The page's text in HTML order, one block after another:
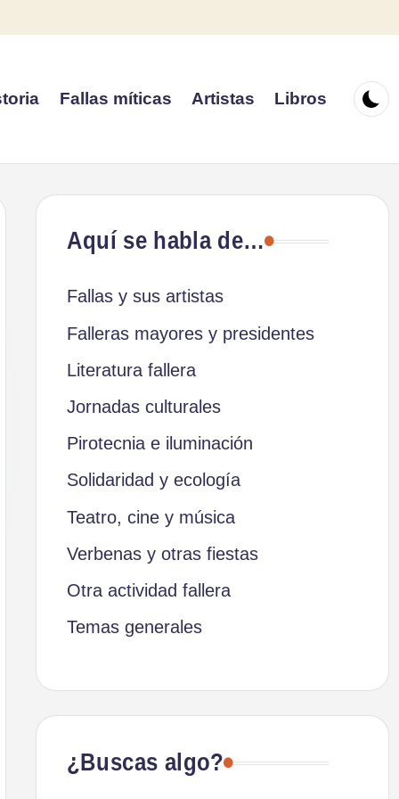
Fallas míticas Artistas Libros
Aquí se habla de…
Fallas y sus artistas
Falleras mayores y presidentes
Literatura fallera
Jornadas culturales
Pirotecnia e iluminación
Solidaridad y ecología
Teatro, cine y música
Verbenas y otras fiestas
Otra actividad fallera
Temas generales
¿Buscas algo?